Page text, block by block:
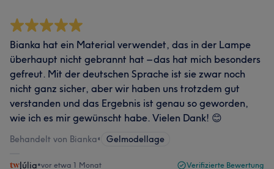
Bianka hat ein Material verwendet, das in der Lampe
überhaupt nicht gebrannt hat – das hat mich besonders
gefreut. Mit der deutschen Sprache ist sie zwar noch
nicht ganz sicher, aber wir haben uns trotzdem gut
verstanden und das Ergebnis ist genau so geworden,
wie ich es mir gewünscht habe. Vielen Dank! 😊
Behandelt von Bianka• Gelmodellage
Júlia•vor etwa 1 Monat Verifizierte Bewertung